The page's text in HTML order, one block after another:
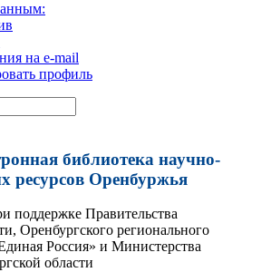
на e-mail
профиль
библиотека научно-
ресурсов Оренбуржья
поддержке Правительства
Оренбургского регионального
Россия» и Министерства
области